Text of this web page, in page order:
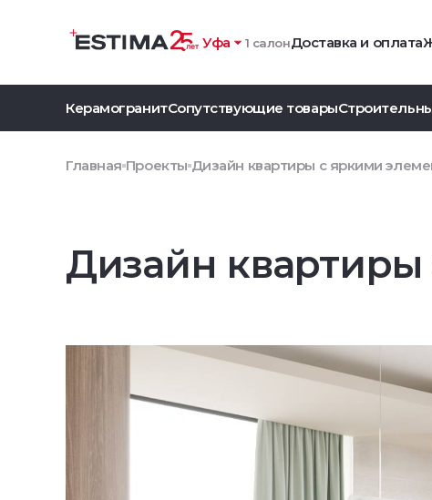
Уфа 1 салонДоставка и оплата
КерамогранитСопутствующие товары
Главная Проекты Дизайн квартиры с яркими
Дизайн